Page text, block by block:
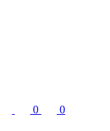
0 0